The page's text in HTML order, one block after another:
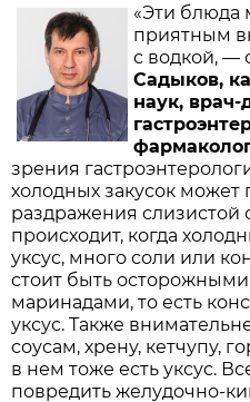
«Эти блюда
приятным
с водкой, —
Садыков,
наук, врач-
зрения
холодных закусок может
раздражения слизистой
происходит, когда
уксус, много соли или
стоит быть
маринадами, то есть
уксус. Также
соусам, хрену, кетчупу,
в нем тоже есть уксус.
повредить желудочно-